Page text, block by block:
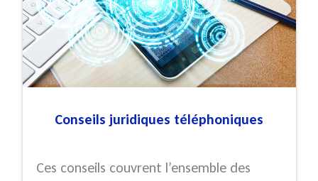
Conseils juridiques téléphoniques
Ces conseils couvrent l’ensemble des